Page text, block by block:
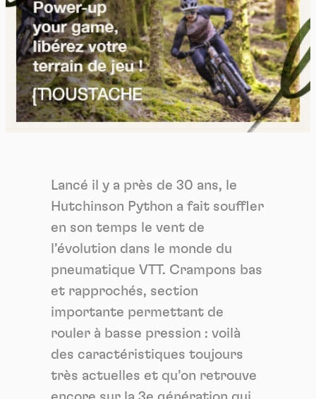
Lancé il y a près de 30 ans, le
Hutchinson Python a fait souffler
en son temps le vent de
l’évolution dans le monde du
pneumatique VTT. Crampons bas
et rapprochés, section
importante permettant de
rouler à basse pression : voilà
des caractéristiques toujours
très actuelles et qu’on retrouve